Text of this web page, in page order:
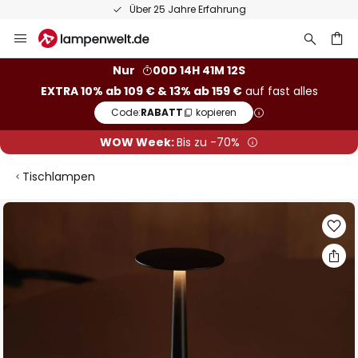
Über 25 Jahre Erfahrung
Inhalt
Nur
00D 14H 41M 11S
EXTRA 10% ab 109 € & 13% ab 159 €auf fast alles
Code:RABATT kopieren
WOW Week:Bis zu -70%
Tischlampen
Zum
Bildgalerie
springen